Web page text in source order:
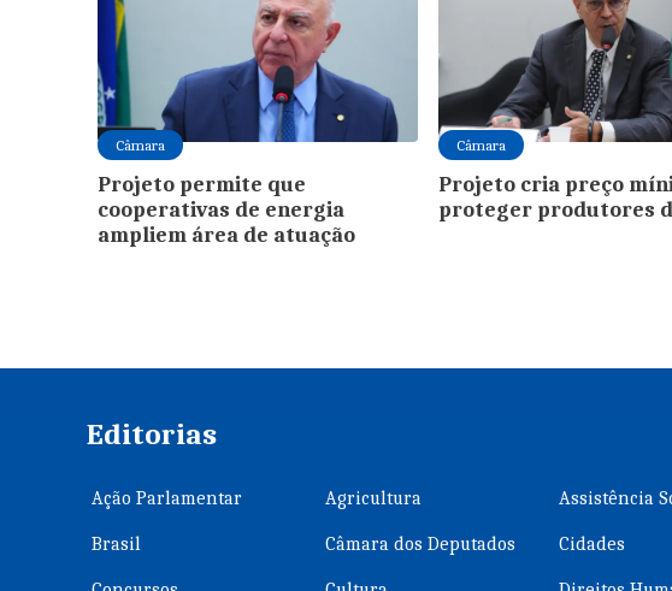
Câmara
Projeto permite que
cooperativas de energia
ampliem área de atuação
Câmara
Projeto cria preço
proteger produtores
Editorias
Ação Parlamentar Agricultura Assistência
Brasil Câmara dos Deputados Cidades